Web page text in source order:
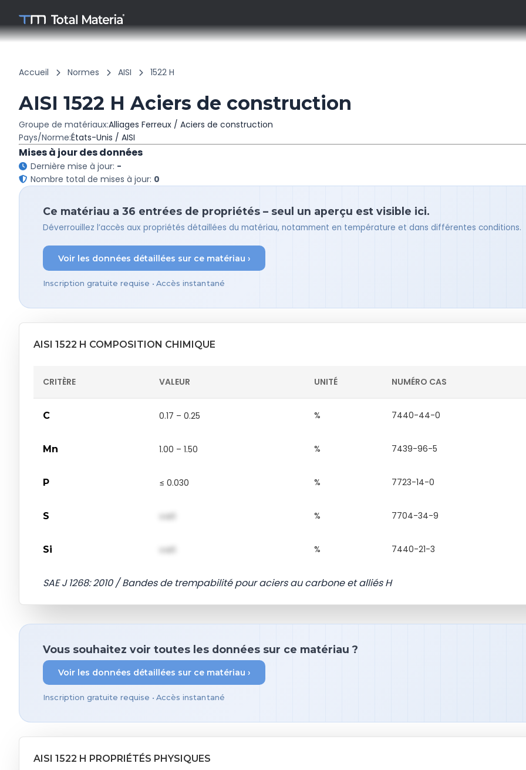
Accueil Normes AISI 1522 H
AISI 1522 H Aciers de construction
Groupe de matériaux:Alliages Ferreux / Aciers de construction
Pays/Norme:États-Unis / AISI
Mises à jour des données
Dernière mise à jour: -
Nombre total de mises à jour: 0
Ce matériau a 36 entrées de propriétés – seul un aperçu est visible ici.
Déverrouillez l’accès aux propriétés détaillées du matériau, notamment en température et dans différentes conditions.
Voir les données détaillées sur ce matériau ›
Inscription gratuite requise • Accès instantané
AISI 1522 H COMPOSITION CHIMIQUE
CRITÈRE VALEUR UNITÉ NUMÉRO CAS
C 0.17 – 0.25 % 7440-44-0
Mn 1.00 – 1.50 % 7439-96-5
P ≤ 0.030 % 7723-14-0
S val1 % 7704-34-9
Si val1 % 7440-21-3
SAE J 1268: 2010 / Bandes de trempabilité pour aciers au carbone et alliés H
Vous souhaitez voir toutes les données sur ce matériau ?
Voir les données détaillées sur ce matériau ›
Inscription gratuite requise • Accès instantané
AISI 1522 H PROPRIÉTÉS PHYSIQUES